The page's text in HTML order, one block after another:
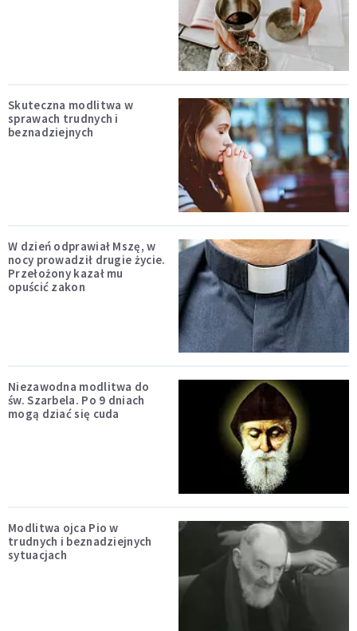
Skuteczna modlitwa w
sprawach trudnych i
beznadziejnych
W dzień odprawiał Mszę, w
nocy prowadził drugie życie.
Przełożony kazał mu
opuścić zakon
Niezawodna modlitwa do
św. Szarbela. Po 9 dniach
mogą dziać się cuda
Modlitwa ojca Pio w
trudnych i beznadziejnych
sytuacjach